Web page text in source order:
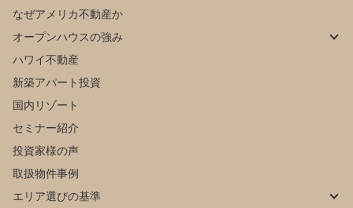
なぜアメリカ不動産か
オープンハウスの強み
ハワイ不動産
新築アパート投資
国内リゾート
セミナー紹介
投資家様の声
取扱物件事例
エリア選びの基準